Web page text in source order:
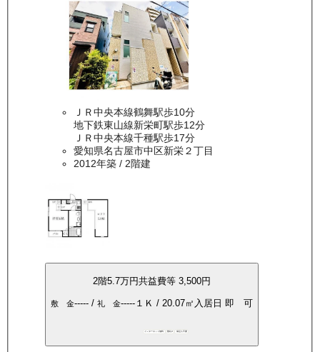
ＪＲ中央本線鶴舞駅歩10分
地下鉄東山線新栄町駅歩12分
ＪＲ中央本線千種駅歩17分
愛知県名古屋市中区新栄２丁目
2012年築/ 2階建
2階5.7万円共益費等 3,500円
敷 金-----/ 礼 金-----１Ｋ / 20.07㎡ 入居日 即 可
インターネット無料 敷礼0 保証人不要